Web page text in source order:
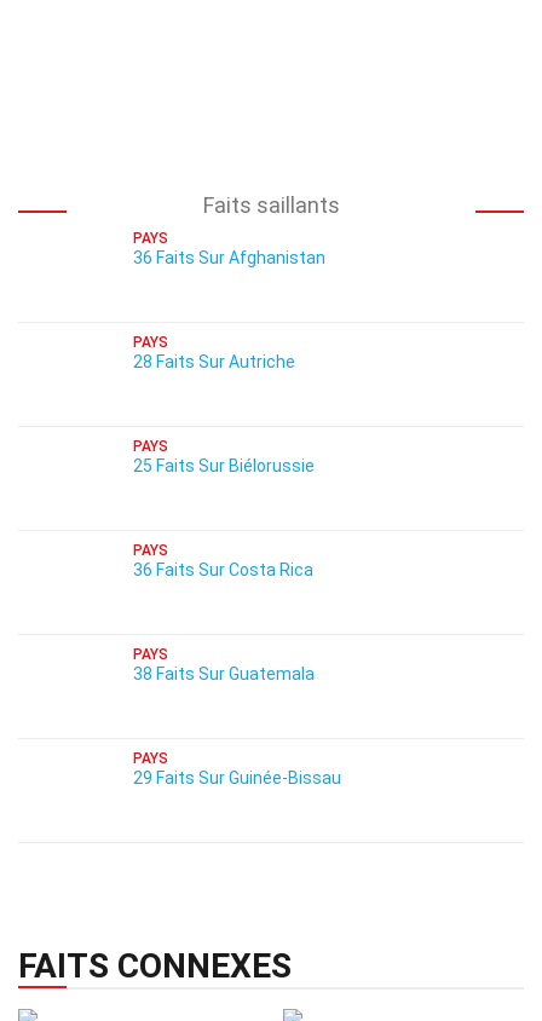
Faits saillants
PAYS
36 Faits Sur Afghanistan
PAYS
28 Faits Sur Autriche
PAYS
25 Faits Sur Biélorussie
PAYS
36 Faits Sur Costa Rica
PAYS
38 Faits Sur Guatemala
PAYS
29 Faits Sur Guinée-Bissau
FAITS CONNEXES